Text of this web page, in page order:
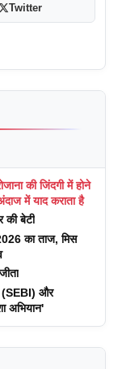
Twitter
की जिंदगी में होने
में याद कराता है
की बेटी
2026 का ताज, मिस
(SEBI) और
अभियान'